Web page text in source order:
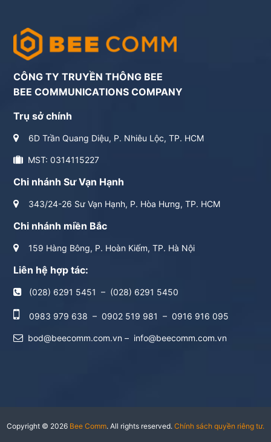
CÔNG TY TRUYỀN THÔNG BEE
BEE COMMUNICATIONS COMPANY
Trụ sở chính
6D Trần Quang Diệu, P. Nhiêu Lộc, TP. HCM
MST: 0314115227
Chi nhánh Sư Vạn Hạnh
343/24-26 Sư Vạn Hạnh, P. Hòa Hưng, TP. HCM
Chi nhánh miền Bắc
159 Hàng Bông, P. Hoàn Kiếm, TP. Hà Nội
Liên hệ hợp tác:
(028) 6291 5451 – (028) 6291 5450
0983 979 638 – 0902 519 981 – 0916 916 095
bod@beecomm.com.vn – info@beecomm.com.vn
Copyright © 2026 Bee Comm. All rights reserved. Chính sách quyền riêng tư.